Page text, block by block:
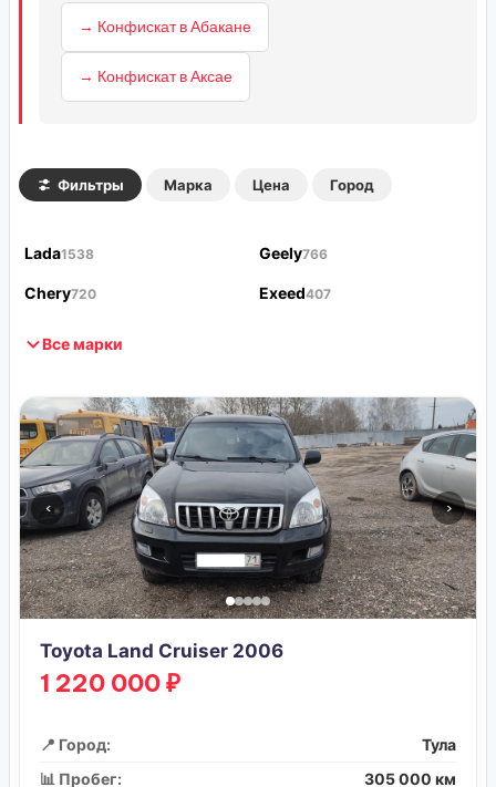
→ Конфискат в Абакане
→ Конфискат в Аксае
Фильтры Марка Цена Город
Lada1538 Geely766
Chery720 Exeed407
Все марки
‹ ›
Toyota Land Cruiser 2006
1 220 000 ₽
📍 Город:
Тула
📊 Пробег:
305 000 км